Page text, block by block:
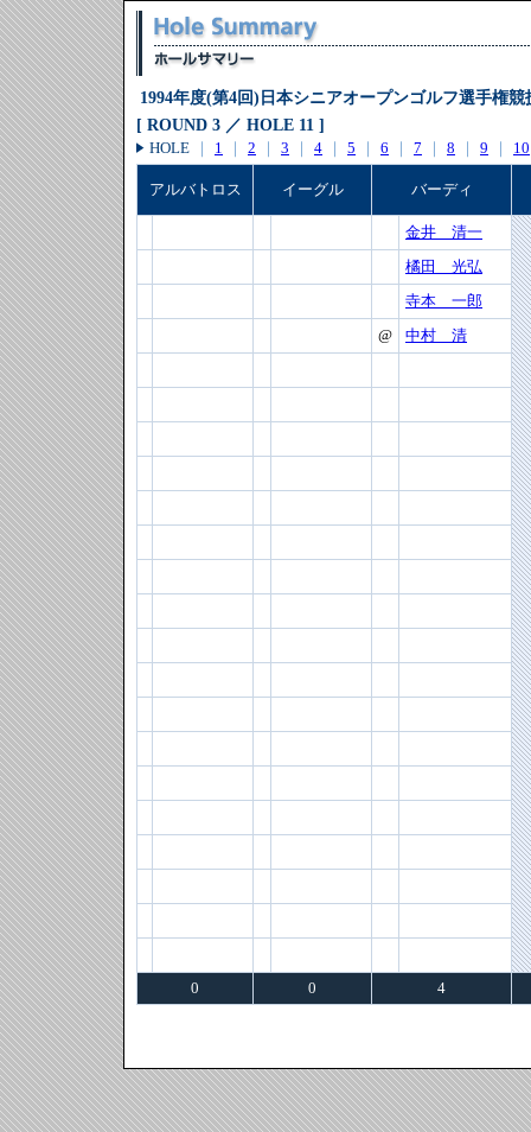
1994年度(第4回)日本シニアオープンゴルフ選手権競
[ ROUND 3 ／ HOLE 11 ]
HOLE
｜ 1 ｜ 2 ｜ 3 ｜ 4 ｜ 5 ｜ 6 ｜ 7 ｜ 8 ｜ 9 ｜ 10
アルバトロス イーグル バーディ
金井 清一
橘田 光弘
寺本 一郎
@
中村 清
0 0 4